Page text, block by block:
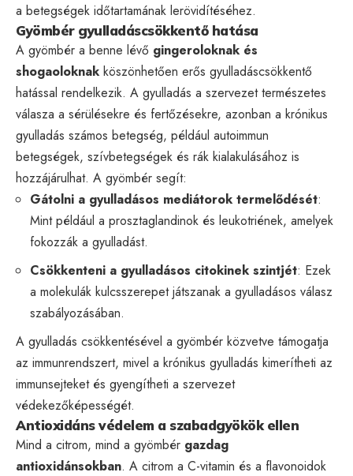
a betegségek időtartamának lerövidítéséhez.
Gyömbér gyulladáscsökkentő hatása
A gyömbér a benne lévő gingeroloknak és
shogaoloknak köszönhetően erős gyulladáscsökkentő
hatással rendelkezik. A gyulladás a szervezet természetes
válasza a sérülésekre és fertőzésekre, azonban a krónikus
gyulladás számos betegség, például autoimmun
betegségek, szívbetegségek és rák kialakulásához is
hozzájárulhat. A gyömbér segít:
Gátolni a gyulladásos mediátorok termelődését:
Mint például a prosztaglandinok és leukotriének, amelyek
fokozzák a gyulladást.
Csökkenteni a gyulladásos citokinek szintjét: Ezek
a molekulák kulcsszerepet játszanak a gyulladásos válasz
szabályozásában.
A gyulladás csökkentésével a gyömbér közvetve támogatja
az immunrendszert, mivel a krónikus gyulladás kimerítheti az
immunsejteket és gyengítheti a szervezet
védekezőképességét.
Antioxidáns védelem a szabadgyökök ellen
Mind a citrom, mind a gyömbér gazdag
antioxidánsokban. A citrom a C-vitamin és a flavonoidok